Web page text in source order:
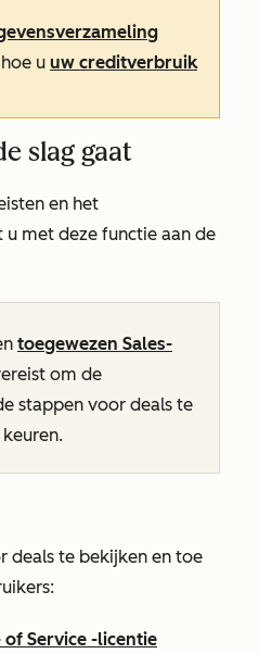
u uw creditverbruik
slag gaat
en het
met deze functie aan de
toegewezen Sales-
om de
stappen voor deals te
deals te bekijken en toe
of Service -licentie